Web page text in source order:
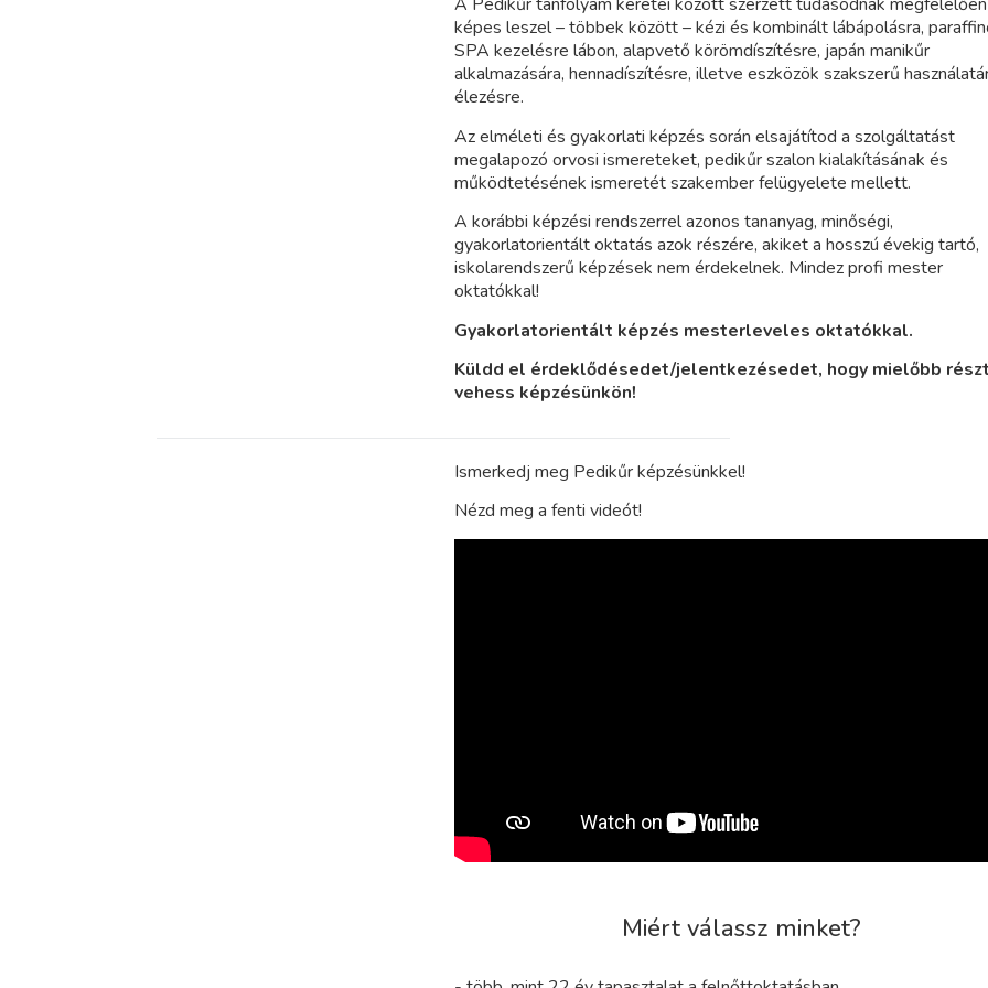
képes leszel – többek között – kézi és kombinált lábápolásra,
SPA kezelésre lábon, alapvető körömdíszítésre, japán manikűr
alkalmazására, hennadíszítésre, illetve eszközök szakszerű
élezésre.
Az elméleti és gyakorlati képzés során elsajátítod a szolgáltatást
megalapozó orvosi ismereteket, pedikűr szalon kialakításának és
működtetésének ismeretét szakember felügyelete mellett.
A korábbi képzési rendszerrel azonos tananyag, minőségi,
gyakorlatorientált oktatás azok részére, akiket a hosszú évekig tartó,
iskolarendszerű képzések nem érdekelnek. Mindez profi mester
oktatókkal!
Gyakorlatorientált képzés mesterleveles oktatókkal.
Küldd el érdeklődésedet/jelentkezésedet, hogy mielőbb részt
vehess képzésünkön!
Ismerkedj meg Pedikűr képzésünkkel!
Nézd meg a fenti videót!
Miért válassz minket?